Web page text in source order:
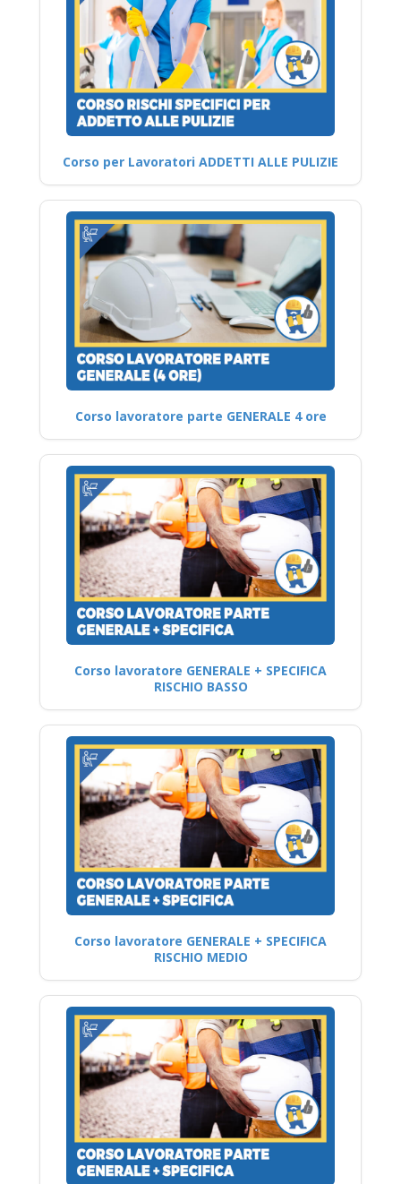
Corso per Lavoratori ADDETTI ALLE PULIZIE
Corso lavoratore parte GENERALE 4 ore
Corso lavoratore GENERALE + SPECIFICA
RISCHIO BASSO
Corso lavoratore GENERALE + SPECIFICA
RISCHIO MEDIO